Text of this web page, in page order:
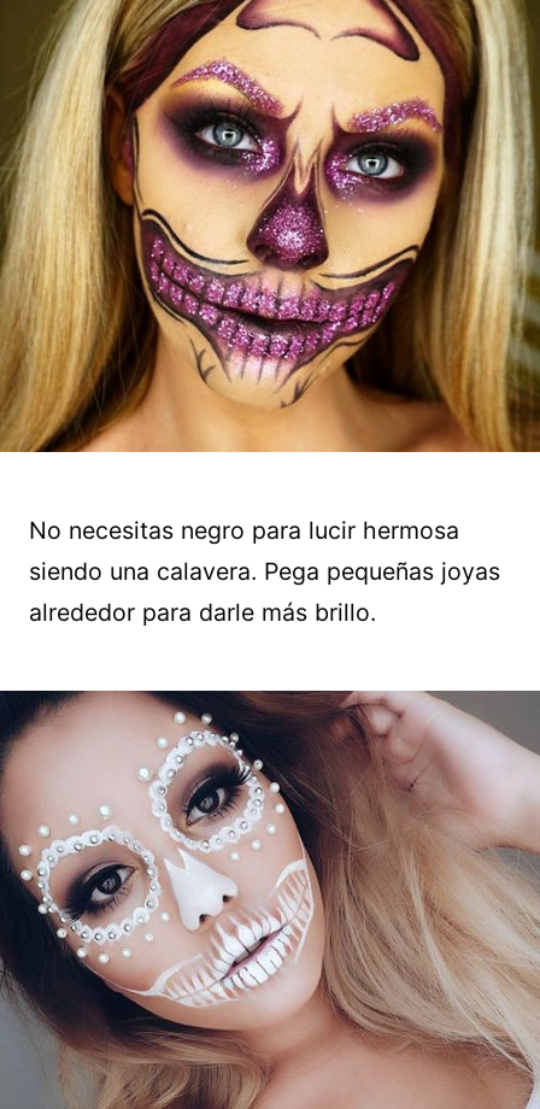
No necesitas negro para lucir hermosa
siendo una calavera. Pega pequeñas joyas
alrededor para darle más brillo.